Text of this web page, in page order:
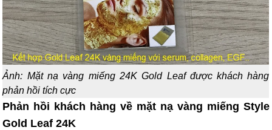
Ảnh: Mặt nạ vàng miếng 24K Gold Leaf được khách hàng
phản hồi tích cực
Phản hồi khách hàng về mặt nạ vàng miếng Style
Gold Leaf 24K